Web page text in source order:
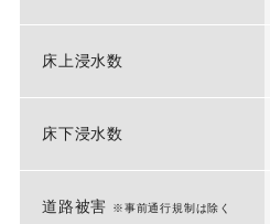
床上浸水数
床下浸水数
道路被害 ※事前通行規制は除く